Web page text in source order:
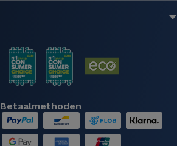
Betaalmethoden